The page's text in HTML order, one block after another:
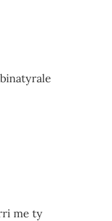
me ty